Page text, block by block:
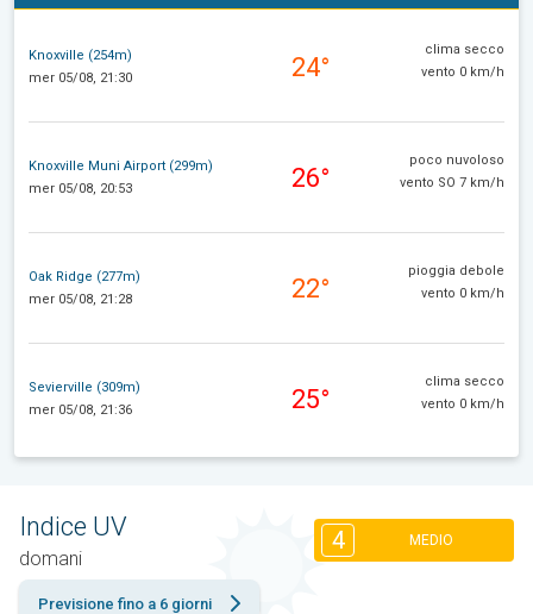
Knoxville (254m)
mer 05/08, 21:30
24°
clima secco
vento 0 km/h
Knoxville Muni Airport (299m)
mer 05/08, 20:53
26°
poco nuvoloso
vento SO 7 km/h
Oak Ridge (277m)
mer 05/08, 21:28
22°
pioggia debole
vento 0 km/h
Sevierville (309m)
mer 05/08, 21:36
25°
clima secco
vento 0 km/h
Indice UV
domani
4 MEDIO
Previsione fino a 6 giorni